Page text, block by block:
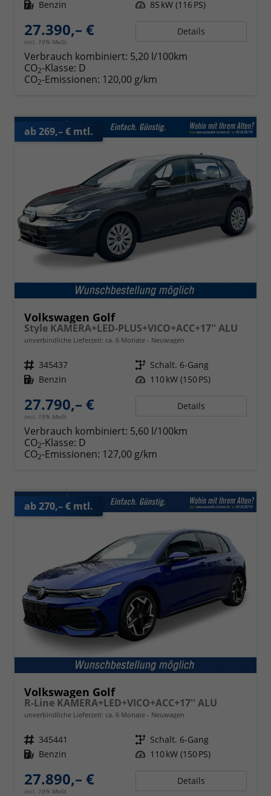
Kraftstoff Benzin Leistung 85 kW (116 PS)
27.390,– €
incl. 19% MwSt.
Details
Verbrauch kombiniert: 5,20 l/100km
CO2-Klasse: D
CO2-Emissionen: 120,00 g/km
ab 269,– € mtl.
Volkswagen Golf
Style KAMERA+LED-PLUS+VICO+ACC+17'' ALU
unverbindliche Lieferzeit: ca. 6 Monate Neuwagen
Fahrzeugnr. 345437 Getriebe Schalt. 6-Gang
Kraftstoff Benzin Leistung 110 kW (150 PS)
27.790,– €
incl. 19% MwSt.
Details
Verbrauch kombiniert: 5,60 l/100km
CO2-Klasse: D
CO2-Emissionen: 127,00 g/km
ab 270,– € mtl.
Volkswagen Golf
R-Line KAMERA+LED+VICO+ACC+17'' ALU
unverbindliche Lieferzeit: ca. 6 Monate Neuwagen
Fahrzeugnr. 345441 Getriebe Schalt. 6-Gang
Kraftstoff Benzin Leistung 110 kW (150 PS)
27.890,– €
incl. 19% MwSt.
Details